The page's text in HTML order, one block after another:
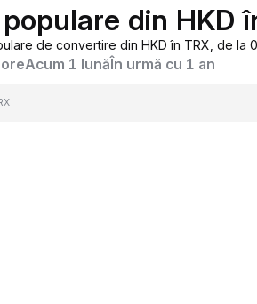
din HKD
de convertire din HKD în TRX, de
Acum 1 lunăÎn urmă cu 1 an